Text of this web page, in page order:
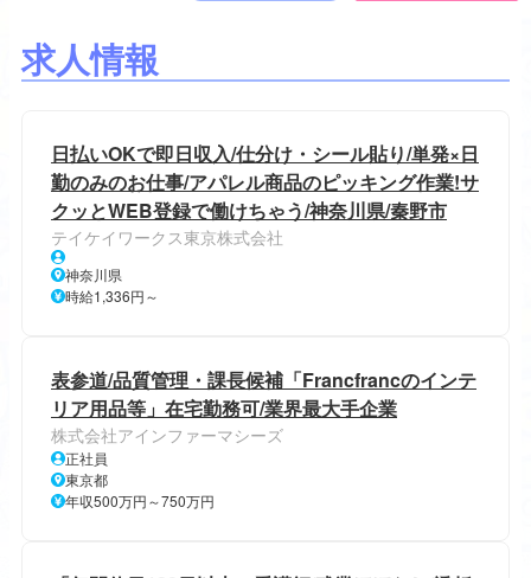
求人情報
日払いOKで即日収入/仕分け・シール貼り/単発×日
勤のみのお仕事/アパレル商品のピッキング作業!サ
クッとWEB登録で働けちゃう/神奈川県/秦野市
テイケイワークス東京株式会社
神奈川県
時給1,336円～
表参道/品質管理・課長候補「Francfrancのインテ
リア用品等」在宅勤務可/業界最大手企業
株式会社アインファーマシーズ
正社員
東京都
年収500万円～750万円